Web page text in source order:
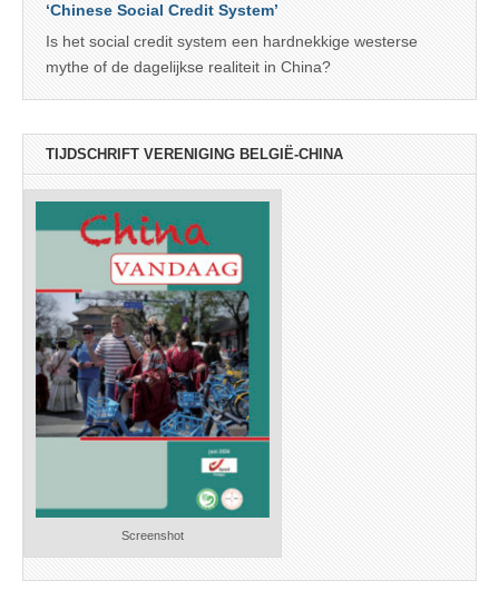
‘Chinese Social Credit System’
Is het social credit system een hardnekkige westerse
mythe of de dagelijkse realiteit in China?
TIJDSCHRIFT VERENIGING BELGIË-CHINA
Screenshot